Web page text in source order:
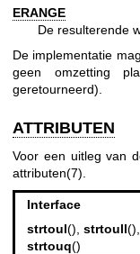
ERANGE
De resulterende
De implementatie
geen omzetting
geretourneerd).
ATTRIBUTEN
Voor een uitleg van
attributen(7)
Interface
strtoul(), strtoull(),
strtouq()